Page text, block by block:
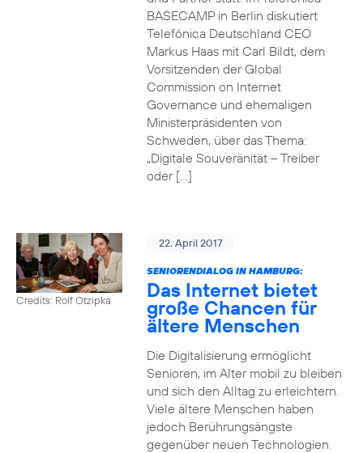
BASECAMP in Berlin diskutiert
Telefónica Deutschland CEO
Markus Haas mit Carl Bildt, dem
Vorsitzenden der Global
Commission on Internet
Governance und ehemaligen
Ministerpräsidenten von
Schweden, über das Thema:
„Digitale Souveränität – Treiber
oder […]
Credits: Rolf Otzipka
22. April 2017
SENIORENDIALOG IN HAMBURG:
Das Internet bietet
große Chancen für
ältere Menschen
Die Digitalisierung ermöglicht
Senioren, im Alter mobil zu bleiben
und sich den Alltag zu erleichtern.
Viele ältere Menschen haben
jedoch Berührungsängste
gegenüber neuen Technologien.